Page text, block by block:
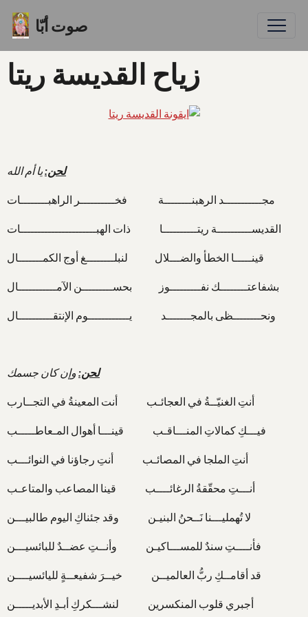
صوت أبّا
زياح القديسة ريتا
لحن:يا أم الله
مجـــــــــــد الرهبنــــــــة فخــــــــــر الراهبــــــــات
القديســــــــــة ريتــــــــــا ذات الهبــــــــــــــــــــــات
قينـــــا الخطأ والضـــلال لنبلــــــــغ أوج الكمـــــــال
بشفاعتــــــــك نفـــــــــوز بحســـــــــن الآمـــــــــــال
ونحــــــــظى بالمجـــــــد يــــــــــــوم الإنتقــــــــــال
لحن: وإن كان جسمك
أنتِ الغنيّــةُ في العجائـب أنت المعينةُ في التجــارب
فيـــكِ كمالاتِ المنـــاقـب قينـــا أهوال المـعاطـــــب
أنتِ الملجا في المصائـب أنتِ رجاؤنا في النوائـــب
أنـــتِ محقّقةُ الرغائــــب قينا المصاعب والمتاعـب
لا تُهمليـــنا نَــحنُ البنيـن وقد جئناكِ اليوم طالبيـــن
فأنــــتِ سندٌ للمســـاكيـن وأنــتِ عضــدٌ للبائسيـــن
قد أقامــكِ ربُّ العالميــن خيــرَ شفيعــةٍ لليائسيــــن
أجبري قلوب المنكسرين لنشـــكركِ أبـدِ الأبديـــــن